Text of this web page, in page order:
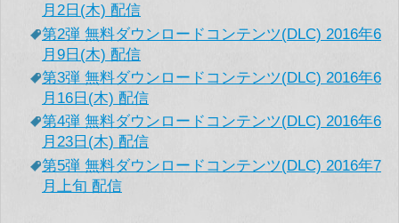
月2日(木) 配信
第2弾 無料ダウンロードコンテンツ(DLC) 2016年6
月9日(木) 配信
第3弾 無料ダウンロードコンテンツ(DLC) 2016年6
月16日(木) 配信
第4弾 無料ダウンロードコンテンツ(DLC) 2016年6
月23日(木) 配信
第5弾 無料ダウンロードコンテンツ(DLC) 2016年7
月上旬 配信